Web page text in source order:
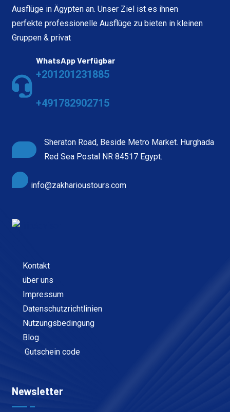
Ausflüge in Ägypten an. Unser Ziel ist es ihnen
perfekte professionelle Ausflüge zu bieten in kleinen
Gruppen & privat
WhatsApp Verfügbar
+201201231885
+491782902715
Sheraton Road, Beside Metro Market. Hurghada
Red Sea Postal NR 84517 Egypt.
info@zakharioustours.com
Kontakt
über uns
Impressum
Datenschutzrichtlinien
Nutzungsbedingung
Blog
Gutschein code
Newsletter